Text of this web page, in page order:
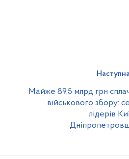
Майже 89,5 млрд грн
військового збору:
лідерів